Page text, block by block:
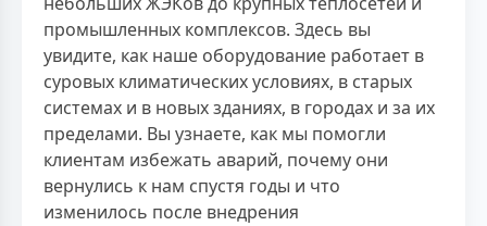
промышленных комплексов. Здесь вы
увидите, как наше оборудование работает в
суровых климатических условиях, в старых
системах и в новых зданиях, в городах и за их
пределами. Вы узнаете, как мы помогли
клиентам избежать аварий, почему они
вернулись к нам спустя годы и что
изменилось после внедрения